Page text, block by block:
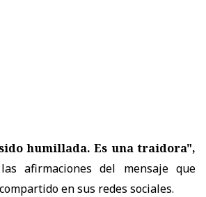
humillada. Es una traidora",
afirmaciones del mensaje que
en sus redes sociales.